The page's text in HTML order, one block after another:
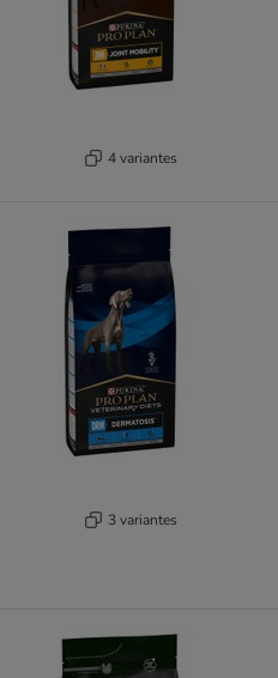
4 variantes
3 variantes